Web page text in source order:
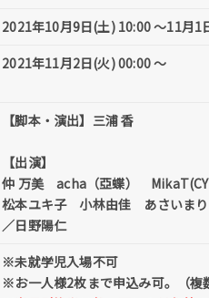
2021年10月9日(土) 10:00 〜11月1
2021年11月2日(火) 00:00 〜
【脚本・演出】三浦 香
【出演】
仲 万美 acha（亞蝶）
松本ユキ子 小林由佳 あさいま
／日野陽仁
※未就学児入場不可
※お一人様2枚まで申込み可。（複